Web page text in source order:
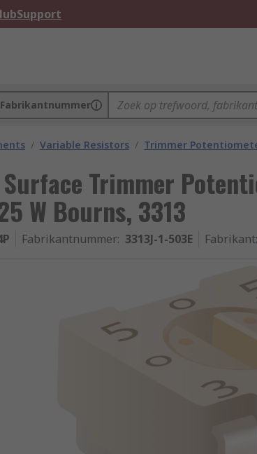
Support
Fabrikantnummer
/ Variable Resistors / Trimmer
Trimmer
W Bourns, 3313
Fabrikantnummer: 3313J-1-503E Fabrikant: